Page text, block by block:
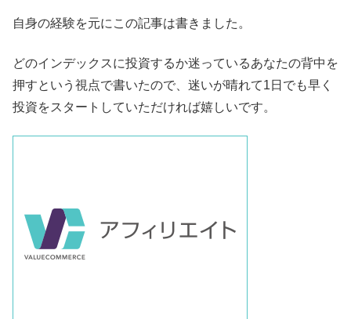
自身の経験を元にこの記事は書きました。
どのインデックスに投資するか迷っているあなたの背中を
押すという視点で書いたので、迷いが晴れて1日でも早く
投資をスタートしていただければ嬉しいです。